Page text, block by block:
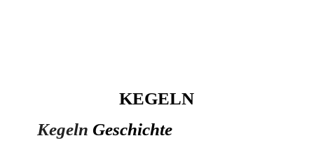
KEGELN
Kegeln Geschichte